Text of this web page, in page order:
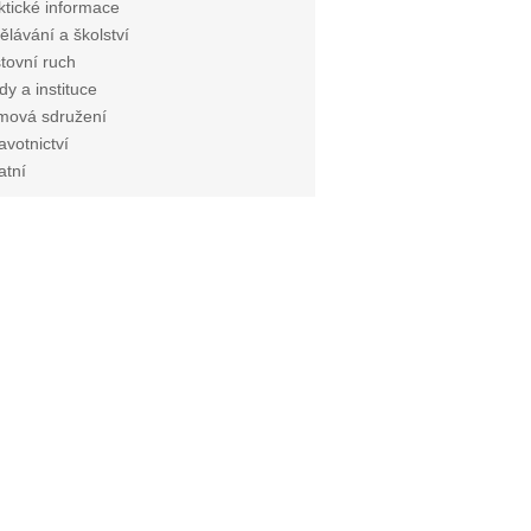
informace
a školství
ruch
a instituce
sdružení